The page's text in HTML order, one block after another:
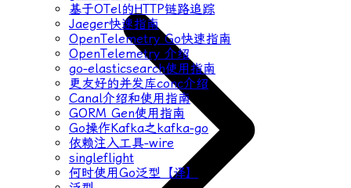
基于OTel的HTTP链路追踪
Jaeger快速指南
OpenTelemetry Go快速指南
OpenTelemetry 介绍
go-elasticsearch使用指南
更友好的并发库conc介绍
Canal介绍和使用指南
GORM Gen使用指南
Go操作Kafka之kafka-go
依赖注入工具-wire
singleflight
何时使用Go泛型【译】